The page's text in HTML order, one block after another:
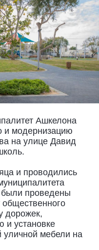
Ашкелона
и модернизацию
на улице Давид
и проводились
были проведены
общественного
дорожек,
и установке
уличной мебели на